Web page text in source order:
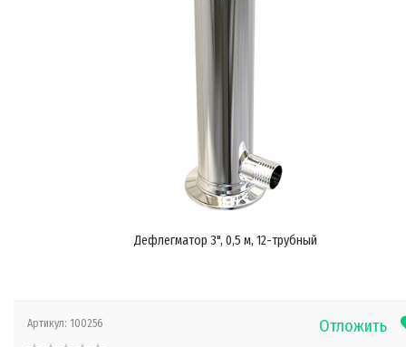
Дефлегматор 3", 0,5 м, 12-трубный
Отложить
Артикул: 100256